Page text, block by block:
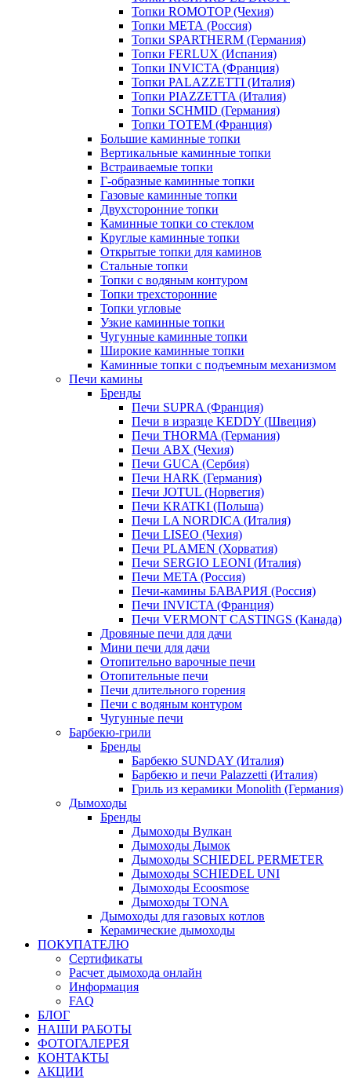
Топки ROMOTOP (Чехия)
Топки МЕТА (Россия)
Топки SPARTHERM (Германия)
Топки FERLUX (Испания)
Топки INVICTA (Франция)
Топки PALAZZETTI (Италия)
Топки PIAZZETTA (Италия)
Топки SCHMID (Германия)
Топки TOTEM (Франция)
Большие каминные топки
Вертикальные каминные топки
Встраиваемые топки
Г-образные каминные топки
Газовые каминные топки
Двухсторонние топки
Каминные топки со стеклом
Круглые каминные топки
Открытые топки для каминов
Стальные топки
Топки с водяным контуром
Топки трехсторонние
Топки угловые
Узкие каминные топки
Чугунные каминные топки
Широкие каминные топки
Каминные топки с подъемным механизмом
Печи камины
Бренды
Печи SUPRA (Франция)
Печи в изразце KEDDY (Швеция)
Печи THORMA (Германия)
Печи ABX (Чехия)
Печи GUCA (Сербия)
Печи HARK (Германия)
Печи JOTUL (Норвегия)
Печи KRATKI (Польша)
Печи LA NORDICA (Италия)
Печи LISEO (Чехия)
Печи PLAMEN (Хорватия)
Печи SERGIO LEONI (Италия)
Печи META (Россия)
Печи-камины БАВАРИЯ (Россия)
Печи INVICTA (Франция)
Печи VERMONT CASTINGS (Канада)
Дровяные печи для дачи
Мини печи для дачи
Отопительно варочные печи
Отопительные печи
Печи длительного горения
Печи с водяным контуром
Чугунные печи
Барбекю-грили
Бренды
Барбекю SUNDAY (Италия)
Барбекю и печи Palazzetti (Италия)
Гриль из керамики Monolith (Германия)
Дымоходы
Бренды
Дымоходы Вулкан
Дымоходы Дымок
Дымоходы SCHIEDEL PERMETER
Дымоходы SCHIEDEL UNI
Дымоходы Ecoosmose
Дымоходы TONA
Дымоходы для газовых котлов
Керамические дымоходы
ПОКУПАТЕЛЮ
Сертификаты
Расчет дымохода онлайн
Информация
FAQ
БЛОГ
НАШИ РАБОТЫ
ФОТОГАЛЕРЕЯ
КОНТАКТЫ
АКЦИИ